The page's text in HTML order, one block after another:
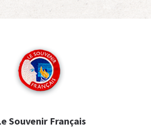
Souvenir Français